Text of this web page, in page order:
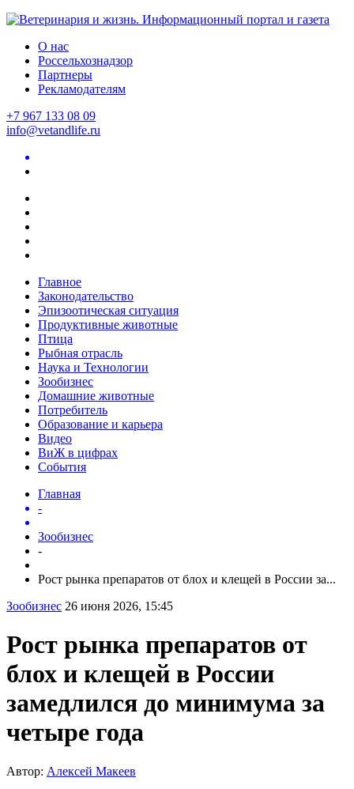
О нас
Россельхознадзор
Партнеры
Рекламодателям
+7 967 133 08 09
info@vetandlife.ru
Главное
Законодательство
Эпизоотическая ситуация
Продуктивные животные
Птица
Рыбная отрасль
Наука и Технологии
Зообизнес
Домашние животные
Потребитель
Образование и карьера
Видео
ВиЖ в цифрах
События
Главная
-
Зообизнес
-
Рост рынка препаратов от блох и клещей в России за...
Зообизнес 26 июня 2026, 15:45
Рост рынка препаратов от
блох и клещей в России
замедлился до минимума за
четыре года
Автор: Алексей Макеев